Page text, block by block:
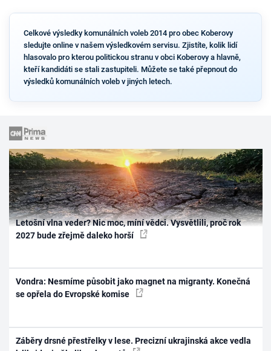
Celkové výsledky komunálních voleb 2014 pro obec Koberovy
sledujte online v našem výsledkovém servisu. Zjistíte, kolik lidí
hlasovalo pro kterou politickou stranu v obci Koberovy a hlavně,
kteří kandidáti se stali zastupiteli. Můžete se také přepnout do
výsledků komunálních voleb v jiných letech.
Letošní vlna veder? Nic moc, míní vědci. Vysvětlili, proč rok
2027 bude zřejmě daleko horší
Vondra: Nesmíme působit jako magnet na migranty. Konečná
se opřela do Evropské komise
Záběry drsné přestřelky v lese. Precizní ukrajinská akce vedla